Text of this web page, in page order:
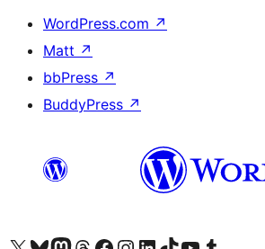
WordPress.com ↗
Matt ↗
bbPress ↗
BuddyPress ↗